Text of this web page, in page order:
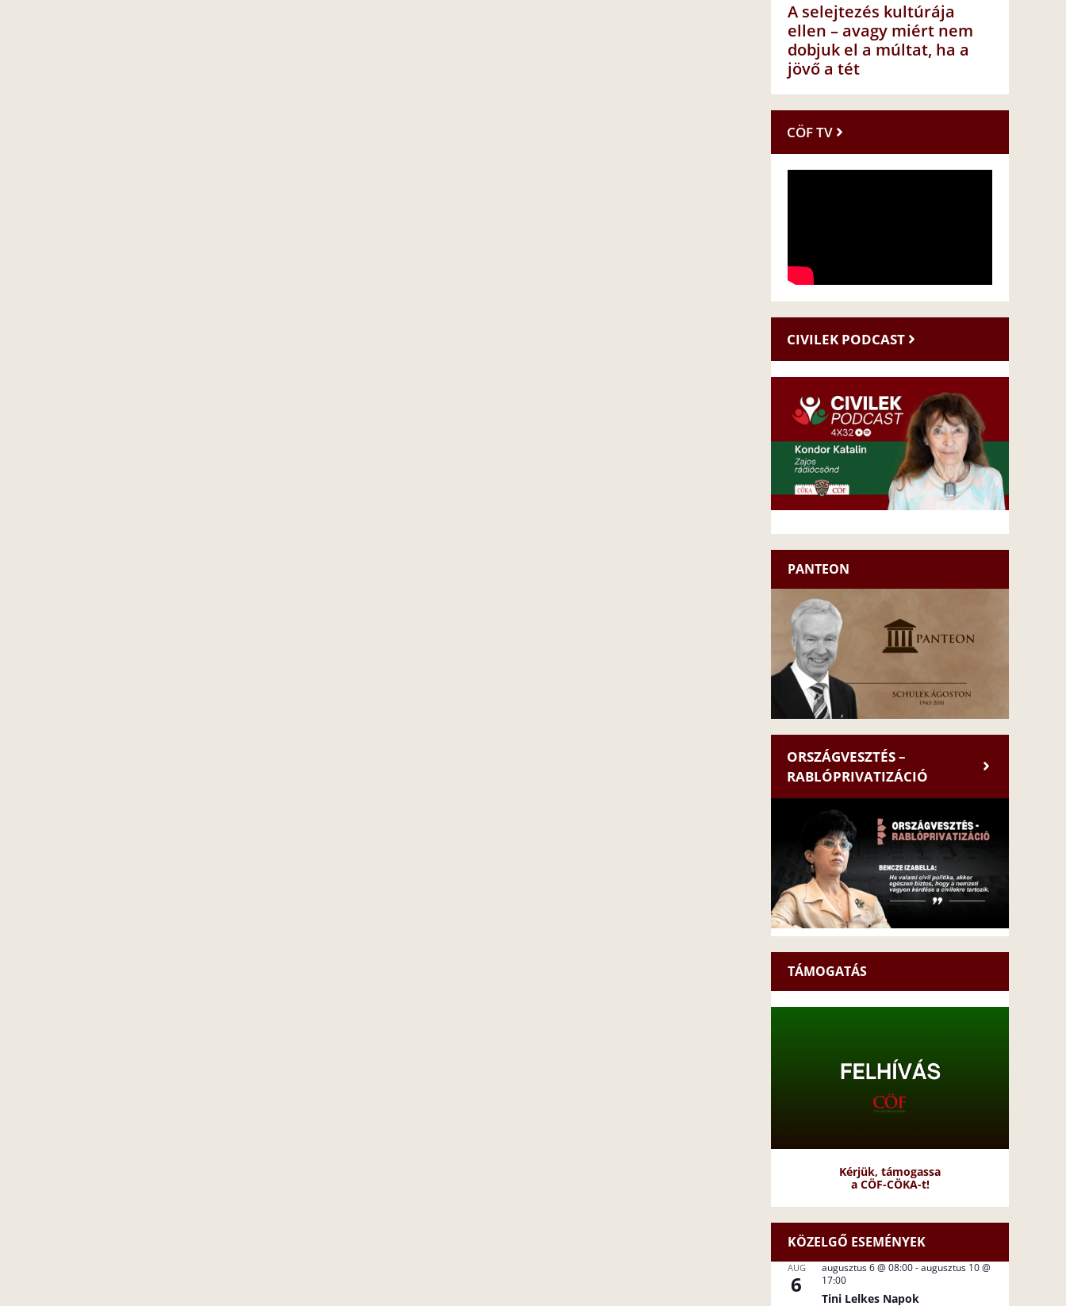
A selejtezés kultúrája
ellen – avagy miért nem
dobjuk el a múltat, ha a
jövő a tét
CÖF TV
CIVILEK PODCAST
PANTEON
ORSZÁGVESZTÉS –
RABLÓPRIVATIZÁCIÓ
TÁMOGATÁS
Kérjük, támogassa
a CÖF-CÖKA-t!
KÖZELGŐ ESEMÉNYEK
AUG
6
augusztus 6 @ 08:00-augusztus 10 @
17:00
Tini Lelkes Napok